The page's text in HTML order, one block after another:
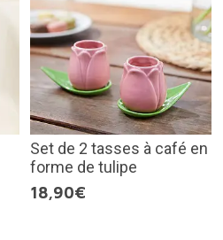
Set de 2 tasses à café en
forme de tulipe
18,90€